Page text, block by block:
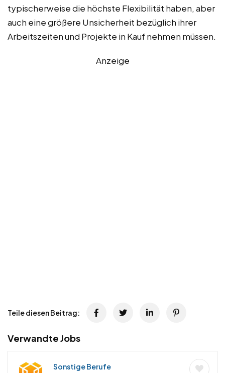
typischerweise die höchste Flexibilität haben, aber
auch eine größere Unsicherheit bezüglich ihrer
Arbeitszeiten und Projekte in Kauf nehmen müssen.
Anzeige
Teile diesen Beitrag:
Verwandte Jobs
Sonstige Berufe